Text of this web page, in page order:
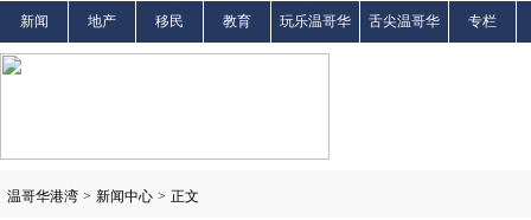
新闻 地产 移民 教育 玩乐温哥华 舌尖温哥华 专栏
温哥华港湾 > 新闻中心 > 正文